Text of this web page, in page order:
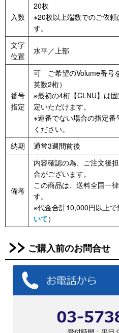
入数
20枚
※20枚以上端数でのご依頼
す。
文字
位置
水平／上部
番号
指定
可 ご希望のVolume番号
英数2桁）
※最初の4桁【CLNU】は
定いただけます。
※連番でない場合の指定
ください。
納期
通常3週間前後
備考
内容確認の為、ご注文後
合がございます。
この商品は、送料全国一
す。
※代金合計10,000円以上
いて）
ご購入前のお問合せ